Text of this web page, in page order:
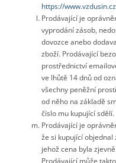
https://
Prodávající je
vyprodání zásob,
dovozce anebo
zboží. Prodávající
prostřednictví
ve lhůtě 14 dnů od
všechny peněžní
od něho na základě
číslo mu kupující sdělí.
Prodávající je
že si kupující objednal
jehož cena byla
Prodávající může